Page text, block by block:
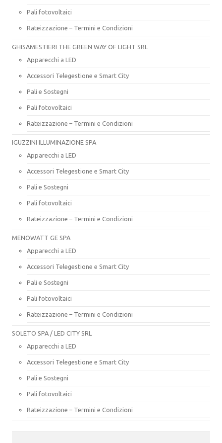
Pali fotovoltaici
Rateizzazione – Termini e Condizioni
GHISAMESTIERI THE GREEN WAY OF LIGHT SRL
Apparecchi a LED
Accessori Telegestione e Smart City
Pali e Sostegni
Pali fotovoltaici
Rateizzazione – Termini e Condizioni
IGUZZINI ILLUMINAZIONE SPA
Apparecchi a LED
Accessori Telegestione e Smart City
Pali e Sostegni
Pali fotovoltaici
Rateizzazione – Termini e Condizioni
MENOWATT GE SPA
Apparecchi a LED
Accessori Telegestione e Smart City
Pali e Sostegni
Pali fotovoltaici
Rateizzazione – Termini e Condizioni
SOLETO SPA / LED CITY SRL
Apparecchi a LED
Accessori Telegestione e Smart City
Pali e Sostegni
Pali fotovoltaici
Rateizzazione – Termini e Condizioni